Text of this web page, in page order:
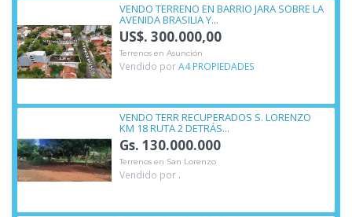
VENDO TERRENO EN BARRIO JARA SOBRE LA
AVENIDA BRASILIA Y...
US$. 300.000,00
Terrenos en Asunción
Vendido porA4 PROPIEDADES
VENDO TERR RECUPERADOS S. LORENZO
KM 18 RUTA 2 DETRÁS...
Gs. 130.000.000
Terrenos en San Lorenzo
Vendido por .